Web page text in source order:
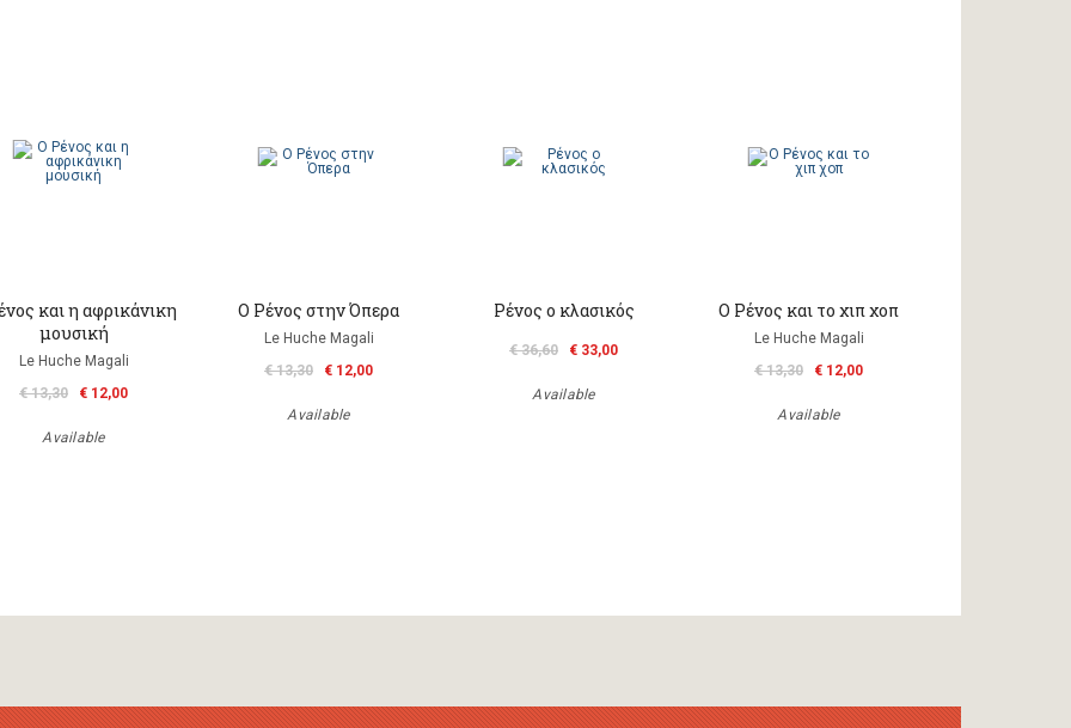
και η αφρικάνικη
μουσική
Le Huche Magali
€ 13,30
€ 12,00
Available
Ο Ρένος στην Όπερα
Le Huche Magali
€ 13,30
€ 12,00
Available
Ρένος ο κλασικός
€ 36,60 € 33,00
Available
Ο Ρένος και το χιπ χοπ
Le Huche Magali
€ 13,30
€ 12,00
Available